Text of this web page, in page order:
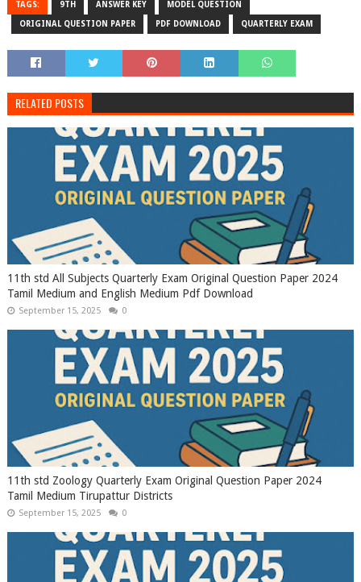
TAGS: 9TH ANSWER KEY MODEL QUESTION
ORIGINAL QUESTION PAPER PDF DOWNLOAD QUARTERLY EXAM
RELATED POSTS
11th std All Subjects Quarterly Exam Original Question Paper 2024
Tamil Medium and English Medium Pdf Download
September 15, 2025 0
11th std Zoology Quarterly Exam Original Question Paper 2024
Tamil Medium Tirupattur Districts
September 15, 2025 0